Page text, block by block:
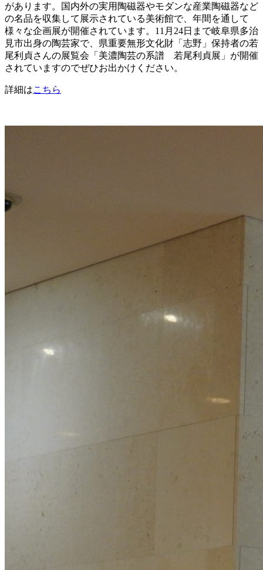
があります。国内外の実用陶磁器やモダンな産業陶磁器など
の名品を収集して展示されている美術館で、年間を通して
様々な企画展が開催されています。11月24日まで岐阜県多治
見市出身の陶芸家で、県重要無形文化財「志野」保持者の若
尾利貞さんの展覧会「美濃陶芸の系譜 若尾利貞展」が開催
されていますのでぜひお出かけください。
詳細はこちら